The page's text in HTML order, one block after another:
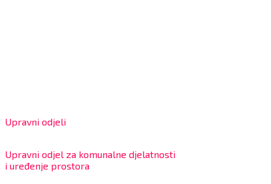
Upravni odjeli
Upravni odjel za komunalne djelatnosti
i uređenje prostora